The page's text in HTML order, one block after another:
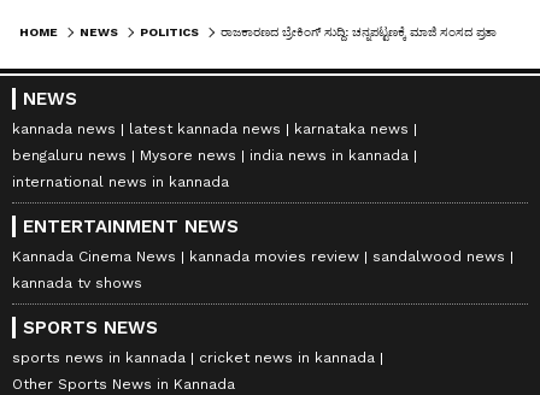
HOME NEWS POLITICS
NEWS
kannada news latest kannada news
karnataka news
bengaluru news
Mysore news
india news in kannada
international news in kannada
ENTERTAINMENT NEWS
Kannada Cinema News kannada movies review
sandalwood news
kannada tv shows
SPORTS NEWS
sports news in kannada
cricket news in kannada
Other Sports News in Kannada